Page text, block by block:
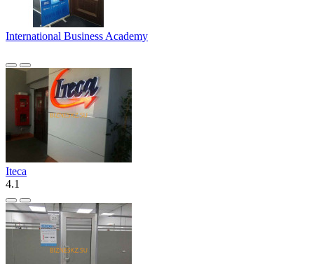
International Business Academy
Iteca
4.1